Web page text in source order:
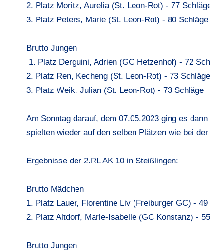
2. Platz Moritz, Aurelia (St. Leon-Rot) - 77
3. Platz Peters, Marie (St. Leon-Rot) - 80 Schläge
Brutto Jungen
1. Platz Derguini, Adrien (GC Hetzenhof) - 72
2. Platz Ren, Kecheng (St. Leon-Rot) - 73 Schläge
3. Platz Weik, Julian (St. Leon-Rot) - 73 Schläge
Am Sonntag darauf, dem 07.05.2023 ging es
spielten wieder auf den selben Plätzen wie bei
Ergebnisse der 2.RL AK 10 in Steißlingen:
Brutto Mädchen
1. Platz Lauer, Florentine Liv (Freiburger GC) - 49
2. Platz Altdorf, Marie-Isabelle (GC Konstanz) -
Brutto Jungen